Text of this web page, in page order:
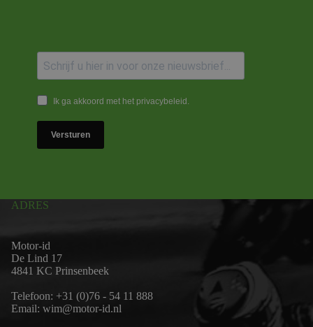
Ik ga akkoord met het privacybeleid.
Versturen
ADRES
Motor-id
De Lind 17
4841 KC Prinsenbeek
Telefoon: +31 (0)76 - 54 11 888
Email: wim@motor-id.nl